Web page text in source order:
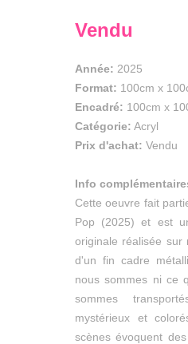
Vendu
Année: 2025
Format: 100cm x
Encadré: 100cm x
Catégorie: Acryl
Prix d'achat: Vendu
Info
Cette oeuvre fait
Pop (2025) et est
originale réalisée sur
d'un fin cadre
nous sommes ni ce
sommes
mystérieux et
scènes évoquent